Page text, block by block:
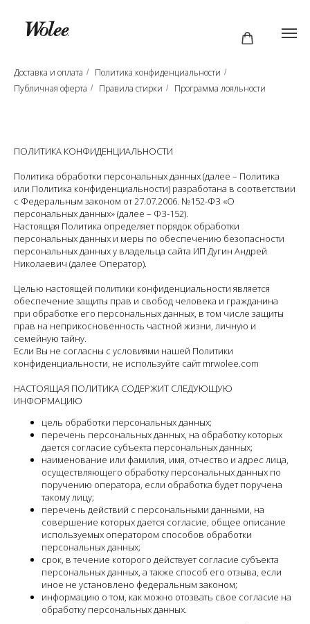
Доставка и оплата / Политика конфиденциальности /
Публичная оферта / Правила стирки / Программа лояльности
ПОЛИТИКА КОНФИДЕНЦИАЛЬНОСТИ
Политика обработки персональных данных (далее – Политика
или Политика конфиденциальности) разработана в соответствии
с Федеральным законом от 27.07.2006. №152-ФЗ «О
персональных данных» (далее – ФЗ-152).
Настоящая Политика определяет порядок обработки
персональных данных и меры по обеспечению безопасности
персональных данных у владельца сайта ИП Дугин Андрей
Николаевич (далее Оператор).
Целью настоящей политики конфиденциальности является
обеспечение защиты прав и свобод человека и гражданина
при обработке его персональных данных, в том числе защиты
прав на неприкосновенность частной жизни, личную и
семейную тайну.
Если Вы не согласны с условиями нашей Политики
конфиденциальности, не используйте сайт mrwolee.com
НАСТОЯЩАЯ ПОЛИТИКА СОДЕРЖИТ СЛЕДУЮЩУЮ
ИНФОРМАЦИЮ
цель обработки персональных данных;
перечень персональных данных, на обработку которых
дается согласие субъекта персональных данных;
наименование или фамилия, имя, отчество и адрес лица,
осуществляющего обработку персональных данных по
поручению оператора, если обработка будет поручена
такому лицу;
перечень действий с персональными данными, на
совершение которых дается согласие, общее описание
используемых оператором способов обработки
персональных данных;
срок, в течение которого действует согласие субъекта
персональных данных, а также способ его отзыва, если
иное не установлено федеральным законом;
информацию о том, как можно отозвать свое согласие на
обработку персональных данных.